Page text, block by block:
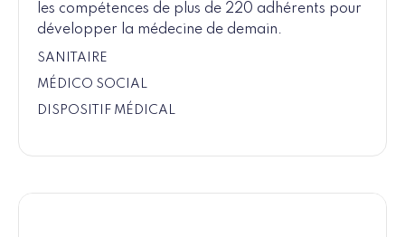
les compétences de plus de 220 adhérents pour
développer la médecine de demain.
SANITAIRE
MÉDICO SOCIAL
DISPOSITIF MÉDICAL